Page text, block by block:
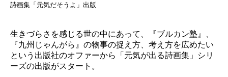
詩画集「元気だそうよ」出版
生きづらさを感じる世の中にあって、『ブルカン塾』、
『九州じゃんがら』の物事の捉え方、考え方を広めたい
という出版社のオファーから「元気が出る詩画集」シリ
ーズの出版がスタート。